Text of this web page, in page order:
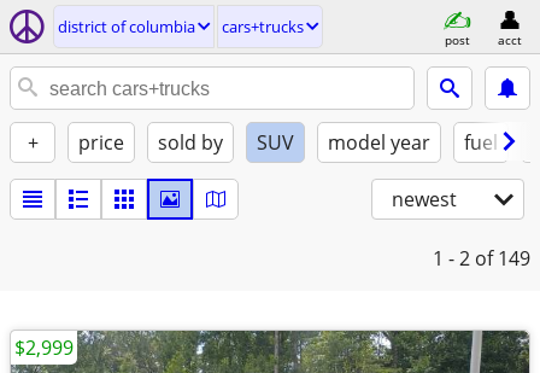
district of columbia cars+trucks
post acct
+ price sold by SUV model year fuel
newest
1 - 2 of 149
$2,999